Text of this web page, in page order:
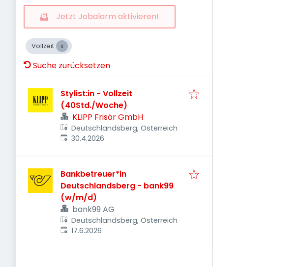
Jetzt Jobalarm aktivieren!
Vollzeit
Suche zurücksetzen
Stylist:in - Vollzeit
(40Std./Woche)
KLIPP Frisör GmbH
Deutschlandsberg, Österreich
Veröffentlicht
30.4.2026
Bankbetreuer*in
Deutschlandsberg - bank99
(w/m/d)
bank99 AG
Deutschlandsberg, Österreich
Veröffentlicht
17.6.2026